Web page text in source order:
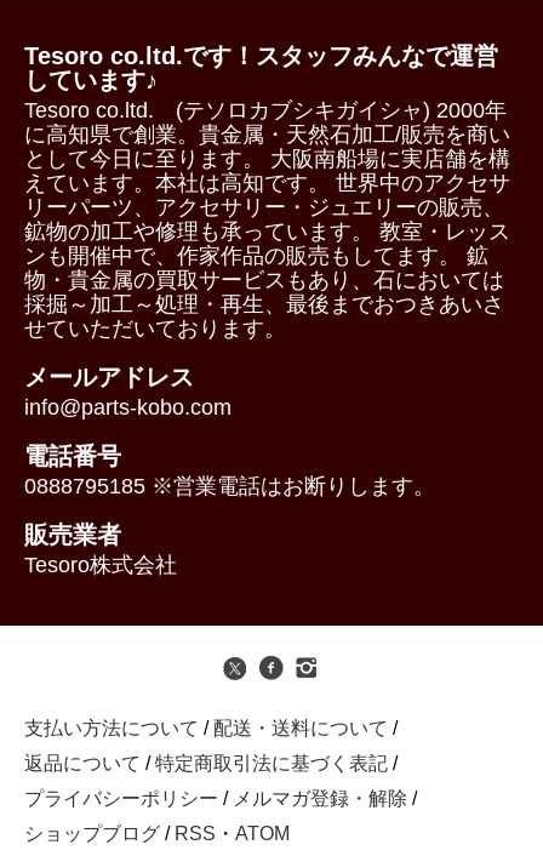
Tesoro co.ltd.です！スタッフみんなで運営
しています♪
Tesoro co.ltd. (テソロカブシキガイシャ) 2000年
に高知県で創業。貴金属・天然石加工/販売を商い
として今日に至ります。 大阪南船場に実店舗を構
えています。本社は高知です。 世界中のアクセサ
リーパーツ、アクセサリー・ジュエリーの販売、
鉱物の加工や修理も承っています。 教室・レッス
ンも開催中で、作家作品の販売もしてます。 鉱
物・貴金属の買取サービスもあり、石においては
採掘～加工～処理・再生、最後までおつきあいさ
せていただいております。
メールアドレス
info@parts-kobo.com
電話番号
0888795185 ※営業電話はお断りします。
販売業者
Tesoro株式会社
支払い方法について / 配送・送料について /
返品について / 特定商取引法に基づく表記 /
プライバシーポリシー / メルマガ登録・解除 /
ショップブログ / RSS ・ ATOM